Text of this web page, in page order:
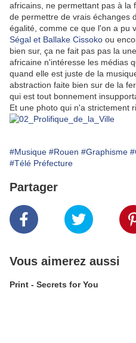
africains, ne permettant pas à la
de permettre de vrais échanges
égalité, comme ce que l'on a pu
Ségal et Ballake Cissoko ou
bien sur, ça ne fait pas pas la
africaine n'intéresse les médias
quand elle est juste de la
abstraction faite bien sur de la
qui est tout bonnement
Et une photo qui n'a strictement
#Musique #Rouen #Graphisme
#Télé Préfecture
Partager
Vous aimerez aussi
Print - Secrets for You